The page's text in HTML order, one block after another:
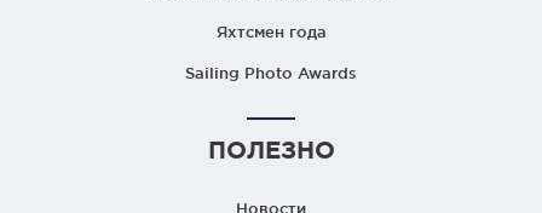
Яхтсмен года
Sailing Photo Awards
ПОЛЕЗНО
Новости